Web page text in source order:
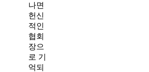
나면
헌신
적인
협회
장으
로 기
억되